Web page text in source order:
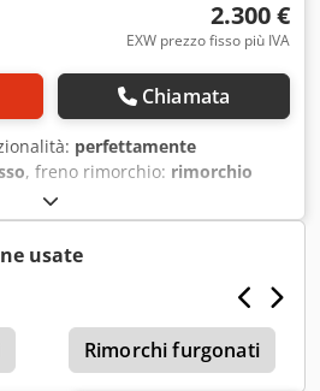
2.300 €
EXW prezzo fisso più IVA
Chiamata
perfettamente
, freno rimorchio: rimorchio
manovre Chedpfozix R Dox Ah Soa
usate
Rimorchi furgonati